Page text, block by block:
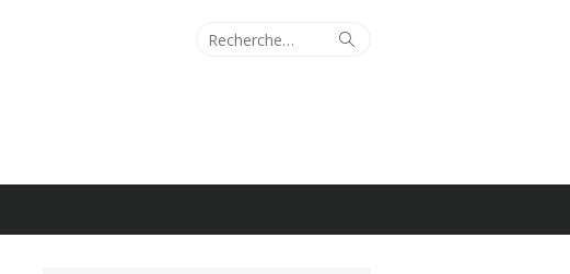
Recherche
Rechercher